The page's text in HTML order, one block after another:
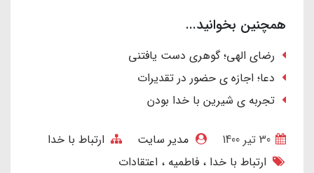
همچنین بخوانید...
رضای الهی؛ گوهری دست یافتنی
دعا؛ اجازه ی حضور در تقدیرات
تجربه ی شیرین با خدا بودن
مدیر سایت
ارتباط با خدا
ارتباط با خدا
فاطمیه اعتقادات